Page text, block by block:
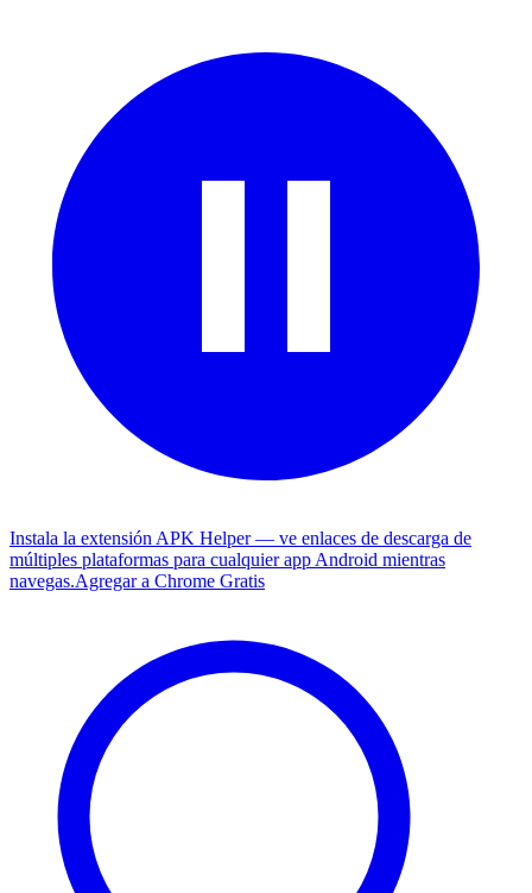
Instala la extensión APK Helper — ve enlaces de descarga de
múltiples plataformas para cualquier app Android mientras
navegas.Agregar a Chrome Gratis